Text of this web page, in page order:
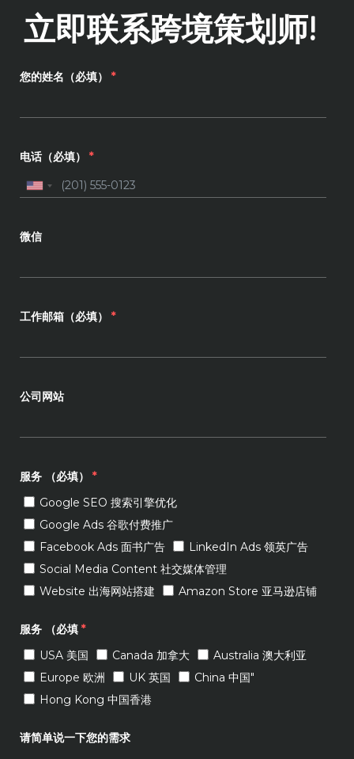
立即联系跨境策划师!
您的姓名（必填） *
电话（必填） *
微信
工作邮箱（必填） *
公司网站
服务 （必填）
*
Google SEO 搜索引擎优化
Google Ads 谷歌付费推广
Facebook Ads 面书广告
LinkedIn Ads 领英广告
Social Media Content 社交媒体管理
Website 出海网站搭建
Amazon Store 亚马逊店铺
服务 （必填 *
USA 美国
Canada 加拿大
Australia 澳大利亚
Europe 欧洲
UK 英国
China 中国"
Hong Kong 中国香港
请简单说一下您的需求